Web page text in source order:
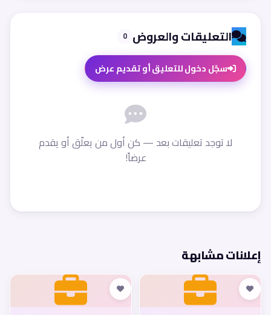
التعليقات والعروض 0
سجّل دخول للتعليق أو تقديم عرض
لا توجد تعليقات بعد — كن أول من يعلّق أو يقدم
عرضاً!
إعلانات مشابهة